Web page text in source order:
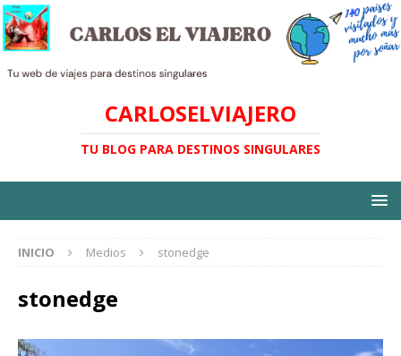
CARLOSELVIAJERO
TU BLOG PARA DESTINOS SINGULARES
INICIO Medios stonedge
stonedge